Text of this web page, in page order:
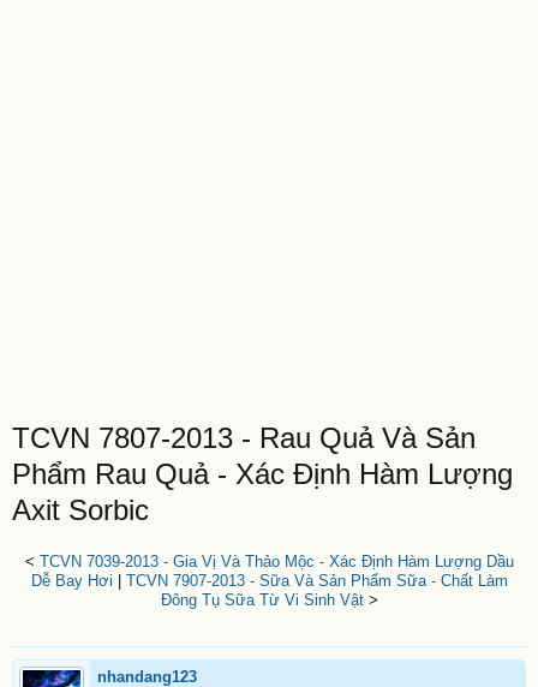
TCVN 7807-2013 - Rau Quả Và Sản
Phẩm Rau Quả - Xác Định Hàm Lượng
Axit Sorbic
< TCVN 7039-2013 - Gia Vị Và Thảo Mộc - Xác Định Hàm Lượng Dầu
Dễ Bay Hơi
TCVN 7907-2013 - Sữa Và Sản Phẩm Sữa - Chất Làm
Đông Tụ Sữa Từ Vi Sinh Vật>
nhandang123